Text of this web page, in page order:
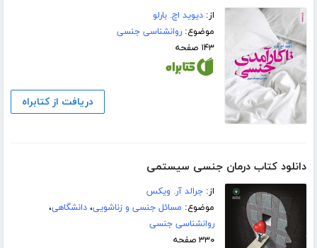
از:دیوید اچ. بارلو
موضوع:روانشناسی جنسی
۱۴۳ صفحه
دریافت از کتابراه
دانلود کتاب درمان جنسی سیستمی
از:جرالد آر. ویکس
موضوع: مسائل جنسی و زناشویی،دانشگاهی،
روانشناسی جنسی
۳۳۰ صفحه